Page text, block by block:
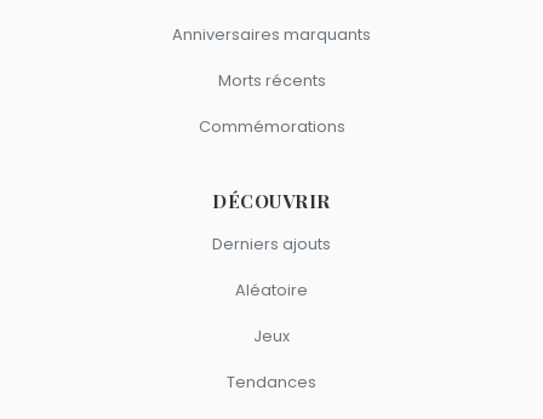
Anniversaires marquants
Morts récents
Commémorations
DÉCOUVRIR
Derniers ajouts
Aléatoire
Jeux
Tendances